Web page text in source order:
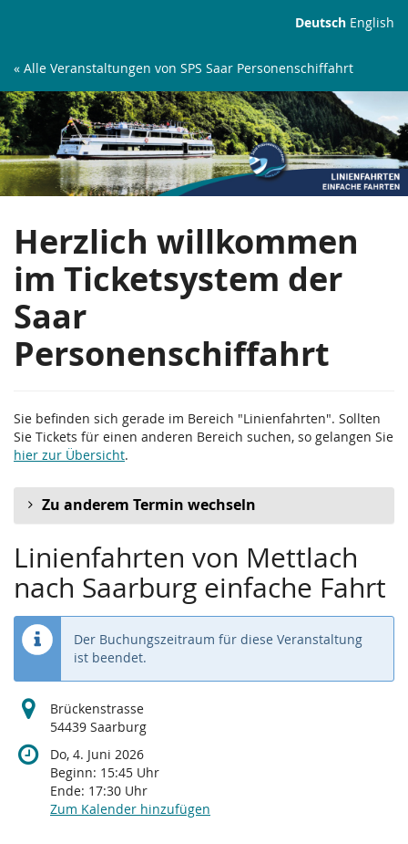
springen
Deutsch English
« Alle Veranstaltungen von SPS Saar Personenschiffahrt
Linienfahrten
Herzlich willkommen
im Ticketsystem der
Saar
Personenschiffahrt
Sie befinden sich gerade im Bereich "Linienfahrten". Sollten
Sie Tickets für einen anderen Bereich suchen, so gelangen Sie
hier zur Übersicht.
Zu anderem Termin wechseln
Linienfahrten von Mettlach
nach Saarburg einfache Fahrt
Der Buchungszeitraum für diese Veranstaltung
ist beendet.
Brückenstrasse
54439 Saarburg
Do, 4. Juni 2026
Beginn: 15:45 Uhr
Ende: 17:30 Uhr
Zum Kalender hinzufügen